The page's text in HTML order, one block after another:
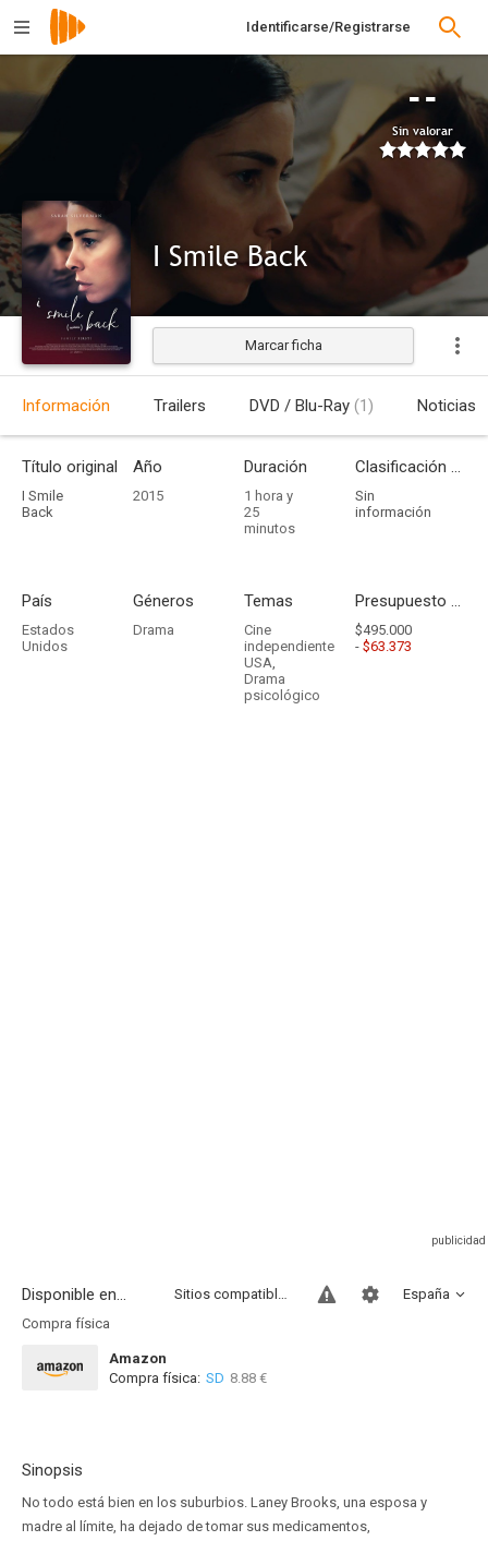
Identificarse/Registrarse
--
Sin valorar
I Smile Back
Estrenada
Marcar ficha
Información Trailers DVD / Blu-Ray (1) Noticias
Título original
I Smile
Back
Año
2015
Duración
1 hora y
25
minutos
Clasificación por edades
Sin
información
País
Estados
Unidos
Géneros
Drama
Temas
Cine
independiente
USA,
Drama
psicológico
Presupuesto - Ingresos
$495.000
- $63.373
Disponible en... España
Sitios compatibles
Compra física
Amazon
Compra física: SD 8.88 €
Sinopsis
No todo está bien en los suburbios. Laney Brooks, una esposa y
madre al límite, ha dejado de tomar sus medicamentos,